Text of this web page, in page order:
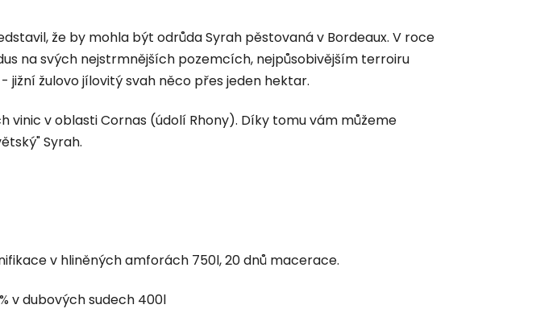
že by mohla být odrůda Syrah pěstovaná v Bordeaux. V roce
na svých nejstrmnějších pozemcích, nejpůsobivějším terroiru
jižní žulovo jílovitý svah něco přes jeden hektar.
vinic v oblasti Cornas (údolí Rhony). Díky tomu vám můžeme
Syrah.
v hliněných amforách 750l, 20 dnů macerace.
v dubových sudech 400l